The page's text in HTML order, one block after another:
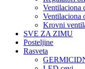
Ventilaciona
Ventilaciona
Krovni
SVE ZA ZIMU
Posteljine
Rasveta